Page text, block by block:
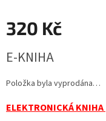
320 Kč
cena:
E-KNIHA
Položka byla vyprodána…
ELEKTRONICKÁ KNIHA